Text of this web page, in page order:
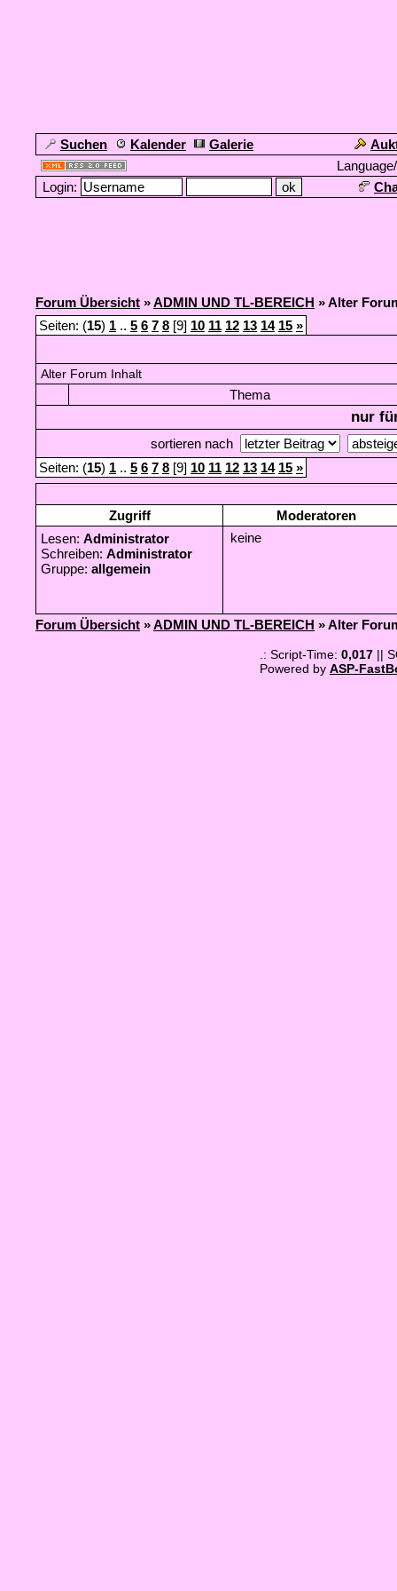
Suchen Kalender Galerie
Login:
Forum Übersicht »ADMIN UND TL-BEREICH » Alter
Seiten: (15) 1 .. 5 6 7 8 [9] 10 11 12 13 14 15 »
Alter Forum Inhalt
Thema
nur
sortieren nach
Seiten: (15) 1 .. 5 6 7 8 [9] 10 11 12 13 14 15 »
Zugriff
Moderatoren
Lesen: Administrator
Schreiben: Administrator
Gruppe: allgemein
keine
Forum Übersicht »ADMIN UND TL-BEREICH » Alter
.: Script-Time: 0,017 ||
Powered by ASP-